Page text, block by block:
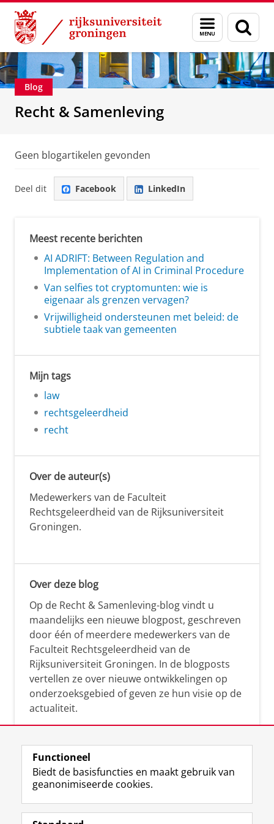
Skip
Content
Skip
Navigation
Menu
en
zoeken
Over ons Recht & Samenleving
Blog
Recht & Samenleving
Geen blogartikelen gevonden
Deel dit Facebook LinkedIn
Meest recente berichten
AI ADRIFT: Between Regulation and
Implementation of AI in Criminal Procedure
Van selfies tot cryptomunten: wie is
eigenaar als grenzen vervagen?
Vrijwilligheid ondersteunen met beleid: de
subtiele taak van gemeenten
Mijn tags
law
rechtsgeleerdheid
recht
Over de auteur(s)
Medewerkers van de Faculteit
Rechtsgeleerdheid van de Rijksuniversiteit
Groningen.
Over deze blog
Op de Recht & Samenleving-blog vindt u
maandelijks een nieuwe blogpost, geschreven
door één of meerdere medewerkers van de
Faculteit Rechtsgeleerdheid van de
Rijksuniversiteit Groningen. In de blogposts
vertellen ze over nieuwe ontwikkelingen op
onderzoeksgebied of geven ze hun visie op de
actualiteit.
Volg de RUG
F
a
L
i
R
S
I
n
Y
o
Functioneel
Biedt de basisfuncties en maakt gebruik van
geanonimiseerde cookies.